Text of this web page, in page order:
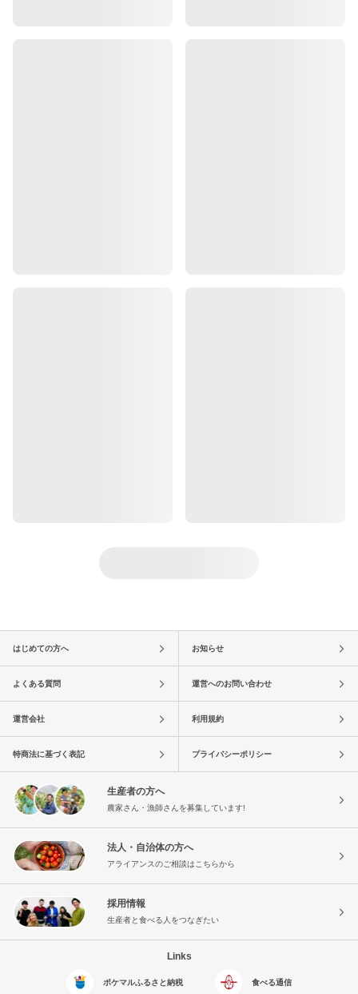
はじめての方へ お知らせ
よくある質問 運営へのお問い合わせ
運営会社 利用規約
特商法に基づく表記 プライバシーポリシー
生産者の方へ
農家さん・漁師さんを募集しています!
法人・自治体の方へ
アライアンスのご相談はこちらから
採用情報
生産者と食べる人をつなぎたい
Links
ポケマルふるさと納税 食べる通信